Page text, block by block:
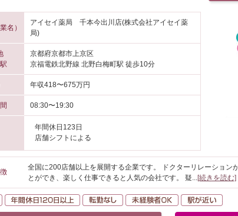
名）
アイセイ薬局 千本今出川店(株式会社アイセイ薬
局)
京都府京都市上京区
京福電鉄北野線 北野白梅町駅 徒歩10分
年収418〜675万円
08:30〜19:30
年間休日123日
店舗シフトによる
全国に200店舗以上を展開する企業です。 ドクターリレーション
とができ、楽しく仕事できると人気の会社です。 疑...[続きを読む]
高額給与 年間休日120日以上
転勤なし 未経験者OK